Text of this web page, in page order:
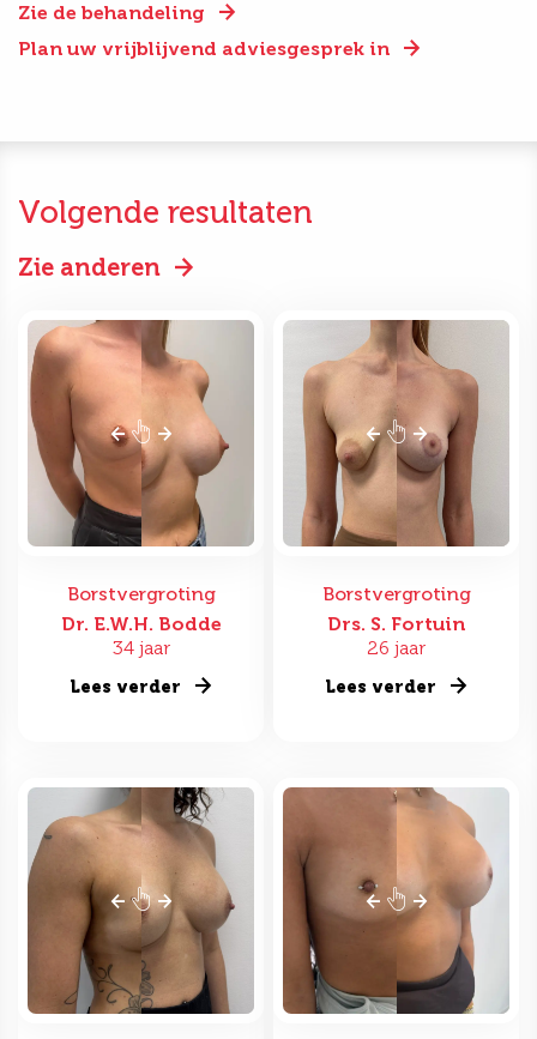
Zie de behandeling
Plan uw vrijblijvend adviesgesprek in
Volgende resultaten
Zie anderen
Borstvergroting
Dr. E.W.H. Bodde
34 jaar
Lees verder
Borstvergroting
Drs. S. Fortuin
26 jaar
Lees verder